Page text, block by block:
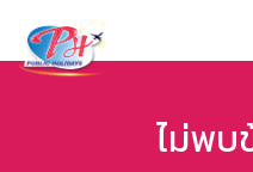
ไม่พบ